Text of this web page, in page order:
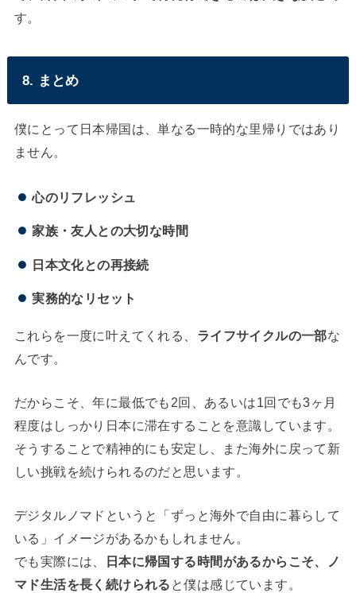
す。
8. まとめ
僕にとって日本帰国は、単なる一時的な里帰りではあり
ません。
心のリフレッシュ
家族・友人との大切な時間
日本文化との再接続
実務的なリセット
これらを一度に叶えてくれる、 ライフサイクルの一部な
んです。
だからこそ、年に最低でも2回、あるいは1回でも3ヶ月
程度はしっかり日本に滞在することを意識しています。
そうすることで精神的にも安定し、また海外に戻って新
しい挑戦を続けられるのだと思います。
デジタルノマドというと「ずっと海外で自由に暮らして
いる」イメージがあるかもしれません。
でも実際には、
日本に帰国する時間があるからこそ、ノ
マド生活を長く続けられる と僕は感じています。